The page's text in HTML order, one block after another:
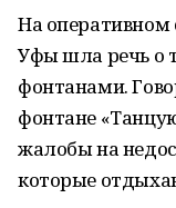
На
Уфы шла речь о
фонтанами.
фонтане
жалобы на
которые